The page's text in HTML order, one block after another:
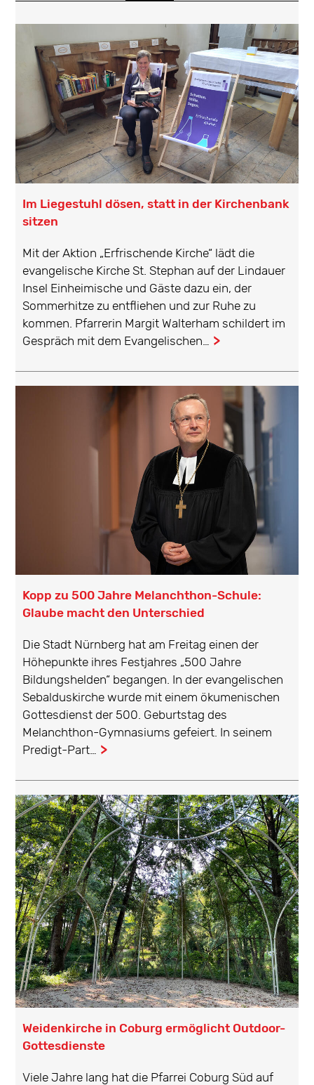
Im Liegestuhl dösen, statt in der Kirchenbank
sitzen
Mit der Aktion „Erfrischende Kirche“ lädt die
evangelische Kirche St. Stephan auf der Lindauer
Insel Einheimische und Gäste dazu ein, der
Sommerhitze zu entfliehen und zur Ruhe zu
kommen. Pfarrerin Margit Walterham schildert im
Gespräch mit dem Evangelischen… ...
Kopp zu 500 Jahre Melanchthon-Schule:
Glaube macht den Unterschied
Die Stadt Nürnberg hat am Freitag einen der
Höhepunkte ihres Festjahres „500 Jahre
Bildungshelden“ begangen. In der evangelischen
Sebalduskirche wurde mit einem ökumenischen
Gottesdienst der 500. Geburtstag des
Melanchthon-Gymnasiums gefeiert. In seinem
Predigt-Part… ...
Weidenkirche in Coburg ermöglicht Outdoor-
Gottesdienste
Viele Jahre lang hat die Pfarrei Coburg Süd auf